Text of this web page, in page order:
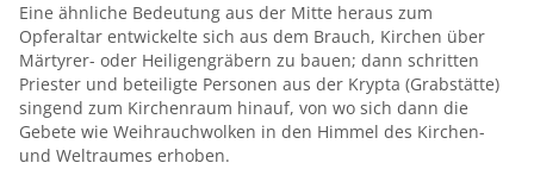
Eine ähnliche Bedeutung aus der Mitte heraus zum
Opferaltar entwickelte sich aus dem Brauch, Kirchen über
Märtyrer- oder Heiligengräbern zu bauen; dann schritten
Priester und beteiligte Personen aus der Krypta (Grabstätte)
singend zum Kirchenraum hinauf, von wo sich dann die
Gebete wie Weihrauchwolken in den Himmel des Kirchen-
und Weltraumes erhoben.